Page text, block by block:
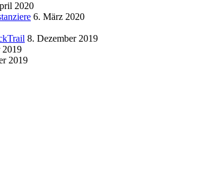
2020
6. März 2020
8. Dezember 2019
2019
2019